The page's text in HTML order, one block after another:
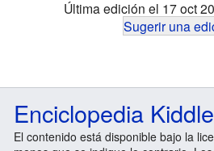
Última edición el 17 oct
Sugerir una
Enciclopedia Kiddle
El contenido está disponible bajo la